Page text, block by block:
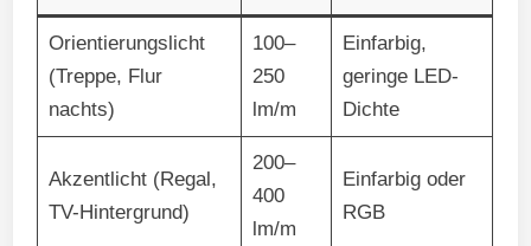
Orientierungslicht
(Treppe, Flur
nachts)
100–
250
lm/m
Einfarbig,
geringe LED-
Dichte
Akzentlicht (Regal,
TV-Hintergrund)
200–
400
lm/m
Einfarbig oder
RGB